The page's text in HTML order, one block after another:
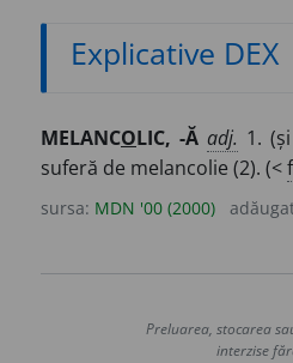
Explicative DEX
MELANCOLIC, -Ă adj. 1. (și
suferă de melancolie (2). (<
sursa: MDN '00 (2000)
Preluarea, stocarea
interzise